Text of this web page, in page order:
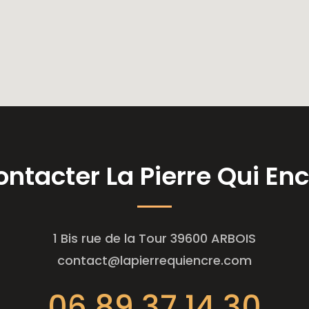
La Pierre Qui
1 Bis rue de la Tour 39600 ARBOIS
contact@lapierrequiencre.com